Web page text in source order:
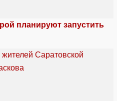
планируют запустить